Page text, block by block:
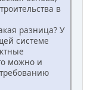
в
разница? У
системе
можно и